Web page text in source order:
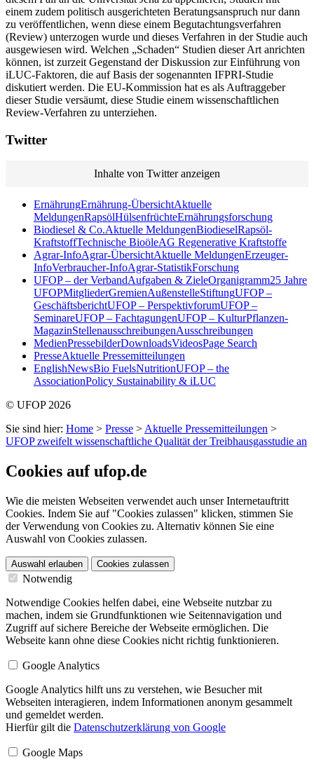
einem zudem politisch ausgerichteten Beratungsanspruch nur dann
zu veröffentlichen, wenn diese einem Begutachtungsverfahren
(Review) unterzogen wurde und dieses Verfahren in der Studie auch
ausgewiesen wird. Welchen „Schaden“ Studien dieser Art anrichten
können, ist zurzeit Gegenstand der Diskussion zur Einführung von
iLUC-Faktoren, die auf Basis der sogenannten IFPRI-Studie
diskutiert werden. Die EU-Kommission hat es als Auftraggeber
dieser Studie versäumt, diese Studie einem wissenschaftlichen
Review-Verfahren zu unterziehen.
Twitter
Inhalte von Twitter anzeigen
ErnährungErnährung-ÜbersichtAktuelle
MeldungenRapsölHülsenfrüchteErnährungsforschung
Biodiesel & Co.Aktuelle MeldungenBiodieselRapsöl-
KraftstoffTechnische BioöleAG Regenerative Kraftstoffe
Agrar-InfoAgrar-ÜbersichtAktuelle MeldungenErzeuger-
InfoVerbraucher-InfoAgrar-StatistikForschung
UFOP – der VerbandAufgaben & ZieleOrganigramm25 Jahre
UFOPMitgliederGremienAußenstelleStiftungUFOP –
GeschäftsberichtUFOP – PerspektivforumUFOP –
SeminareUFOP – FachtagungenUFOP – KulturPflanzen-
MagazinStellenausschreibungenAusschreibungen
MedienPressebilderDownloadsVideosPage Search
PresseAktuelle Pressemitteilungen
EnglishNewsBio FuelsNutritionUFOP – the
AssociationPolicy Sustainability & iLUC
© UFOP 2026
Sie sind hier: Home > Presse > Aktuelle Pressemitteilungen >
UFOP zweifelt wissenschaftliche Qualität der Treibhausgasstudie an
Cookies auf ufop.de
Wie die meisten Webseiten verwendet auch unser Internetauftritt
Cookies. Indem Sie auf "Cookies zulassen" klicken, stimmen Sie
der Verwendung von Cookies zu. Alternativ können Sie eine
Auswahl von Cookies zulassen.
Auswahl erlauben Cookies zulassen
Notwendig
Notwendige Cookies helfen dabei, eine Webseite nutzbar zu
machen, indem sie Grundfunktionen wie Seitennavigation und
Zugriff auf sichere Bereiche der Webseite ermöglichen. Die
Webseite kann ohne diese Cookies nicht richtig funktionieren.
Google Analytics
Google Analytics hilft uns zu verstehen, wie Besucher mit
Webseiten interagieren, indem Informationen anonym gesammelt
und gemeldet werden.
Hierfür gilt die Datenschutzerklärung von Google
Google Maps